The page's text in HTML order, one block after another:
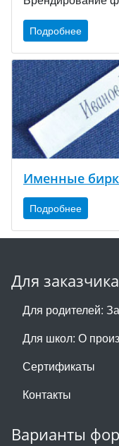
Подробнее
Именные
Подробнее
Для заказчика
Для родителей:
Для школ: О
Сертификаты
Контакты
Варианты